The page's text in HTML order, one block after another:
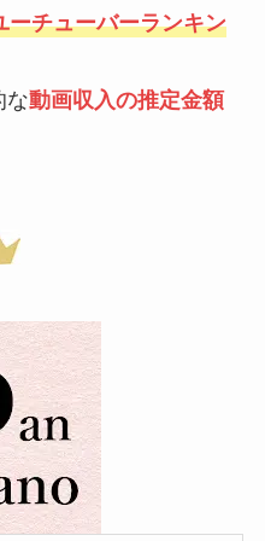
ーチューバーランキン
な動画収入の推定金額